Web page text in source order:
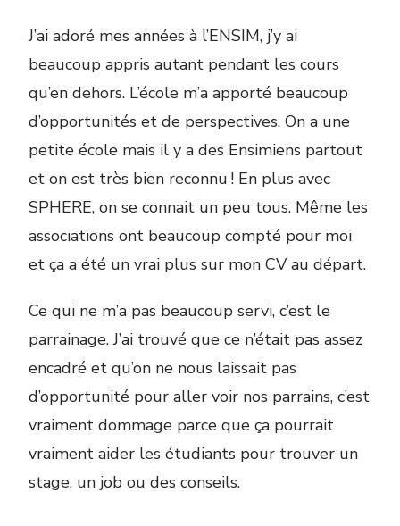
J’ai adoré mes années à l’ENSIM, j’y ai
beaucoup appris autant pendant les cours
qu’en dehors. L’école m’a apporté beaucoup
d’opportunités et de perspectives. On a une
petite école mais il y a des Ensimiens partout
et on est très bien reconnu ! En plus avec
SPHERE, on se connait un peu tous. Même les
associations ont beaucoup compté pour moi
et ça a été un vrai plus sur mon CV au départ.
Ce qui ne m’a pas beaucoup servi, c’est le
parrainage. J’ai trouvé que ce n’était pas assez
encadré et qu’on ne nous laissait pas
d’opportunité pour aller voir nos parrains, c’est
vraiment dommage parce que ça pourrait
vraiment aider les étudiants pour trouver un
stage, un job ou des conseils.